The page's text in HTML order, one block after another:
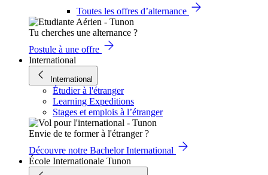
Toutes les offres d’alternance
Tu cherches une alternance ?
Postule à une offre
International
International
Étudier à l'étranger
Learning Expeditions
Stages et emplois à l’étranger
Envie de te former à l'étranger ?
Découvre notre Bachelor International
École Internationale Tunon